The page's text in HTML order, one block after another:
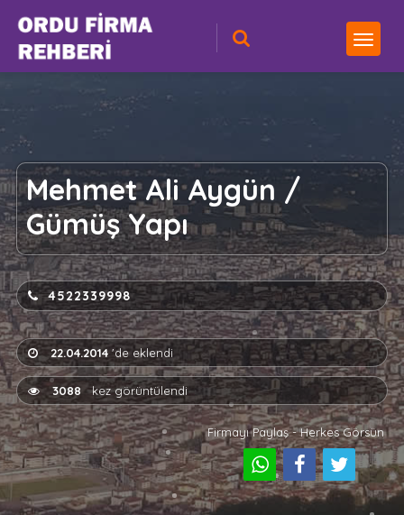
Mehmet Ali Aygün /
Gümüş Yapı
4522339998
22.04.2014'de eklendi
3088 kez görüntülendi
Firmayı Paylaş - Herkes Görsün